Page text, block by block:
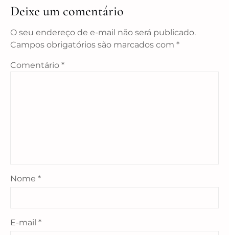
Deixe um comentário
O seu endereço de e-mail não será publicado.
Campos obrigatórios são marcados com *
Comentário *
Nome *
E-mail *